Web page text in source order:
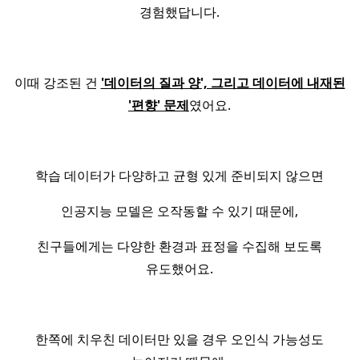
경험했답니다.
이때 강조된 건 '데이터의 질과 양', 그리고 데이터에 내재된
'편향' 문제였어요.
학습 데이터가 다양하고 균형 있게 준비되지 않으면
인공지능 모델은 오작동할 수 있기 때문에,
친구들에게는 다양한 환경과 표정을 수집해 보도록
유도했어요.
한쪽에 치우친 데이터만 있을 경우 오인식 가능성도